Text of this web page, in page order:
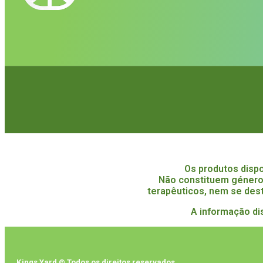
Os produtos
Não constituem
terapêuticos, nem se
A informação